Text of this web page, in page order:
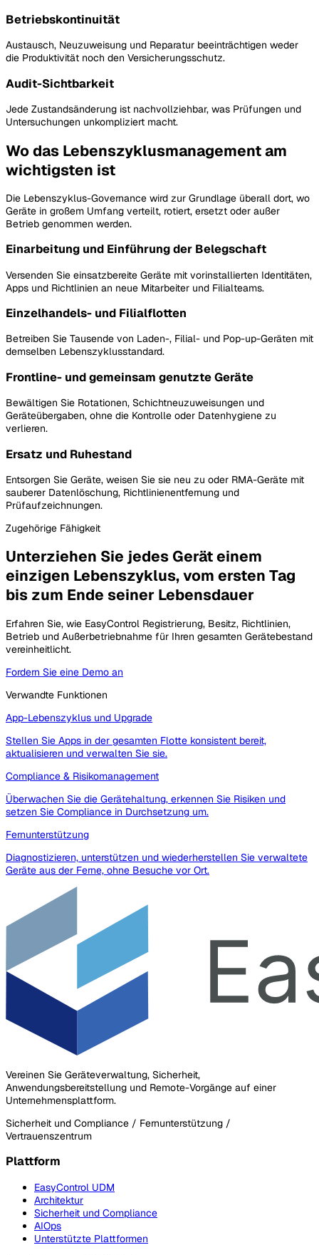
Betriebskontinuität
Austausch, Neuzuweisung und Reparatur beeinträchtigen weder
die Produktivität noch den Versicherungsschutz.
Audit-Sichtbarkeit
Jede Zustandsänderung ist nachvollziehbar, was Prüfungen und
Untersuchungen unkompliziert macht.
Wo das Lebenszyklusmanagement am
wichtigsten ist
Die Lebenszyklus-Governance wird zur Grundlage überall dort, wo
Geräte in großem Umfang verteilt, rotiert, ersetzt oder außer
Betrieb genommen werden.
Einarbeitung und Einführung der Belegschaft
Versenden Sie einsatzbereite Geräte mit vorinstallierten Identitäten,
Apps und Richtlinien an neue Mitarbeiter und Filialteams.
Einzelhandels- und Filialflotten
Betreiben Sie Tausende von Laden-, Filial- und Pop-up-Geräten mit
demselben Lebenszyklusstandard.
Frontline- und gemeinsam genutzte Geräte
Bewältigen Sie Rotationen, Schichtneuzuweisungen und
Geräteübergaben, ohne die Kontrolle oder Datenhygiene zu
verlieren.
Ersatz und Ruhestand
Entsorgen Sie Geräte, weisen Sie sie neu zu oder RMA-Geräte mit
sauberer Datenlöschung, Richtlinienentfernung und
Prüfaufzeichnungen.
Zugehörige Fähigkeit
Unterziehen Sie jedes Gerät einem
einzigen Lebenszyklus, vom ersten Tag
bis zum Ende seiner Lebensdauer
Erfahren Sie, wie EasyControl Registrierung, Besitz, Richtlinien,
Betrieb und Außerbetriebnahme für Ihren gesamten Gerätebestand
vereinheitlicht.
Fordern Sie eine Demo an
Verwandte Funktionen
App-Lebenszyklus und Upgrade
Stellen Sie Apps in der gesamten Flotte konsistent bereit,
aktualisieren und verwalten Sie sie.
Compliance & Risikomanagement
Überwachen Sie die Gerätehaltung, erkennen Sie Risiken und
setzen Sie Compliance in Durchsetzung um.
Fernunterstützung
Diagnostizieren, unterstützen und wiederherstellen Sie verwaltete
Geräte aus der Ferne, ohne Besuche vor Ort.
Vereinen Sie Geräteverwaltung, Sicherheit,
Anwendungsbereitstellung und Remote-Vorgänge auf einer
Unternehmensplattform.
Sicherheit und Compliance / Fernunterstützung /
Vertrauenszentrum
Plattform
EasyControl UDM
Architektur
Sicherheit und Compliance
AIOps
Unterstützte Plattformen